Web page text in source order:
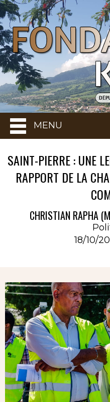
MENU
SAINT-PIERRE : UNE
RAPPORT DE LA
CHRISTIAN RAPHA
18/10/